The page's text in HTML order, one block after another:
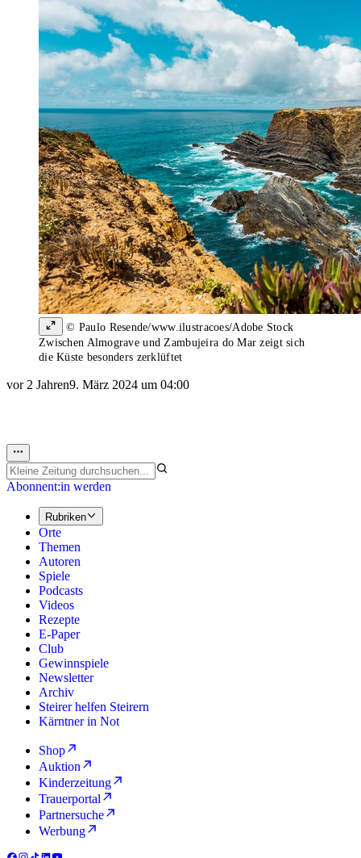
© Paulo Resende/www.ilustracoes/Adobe Stock
Zwischen Almograve und Zambujeira do Mar zeigt sich
die Küste besonders zerklüftet
vor 2 Jahren9. März 2024 um 04:00
Abonnent:in werden
Rubriken
Orte
Themen
Autoren
Spiele
Podcasts
Videos
Rezepte
E-Paper
Club
Gewinnspiele
Newsletter
Archiv
Steirer helfen Steirern
Kärntner in Not
Shop
Auktion
Kinderzeitung
Trauerportal
Partnersuche
Werbung